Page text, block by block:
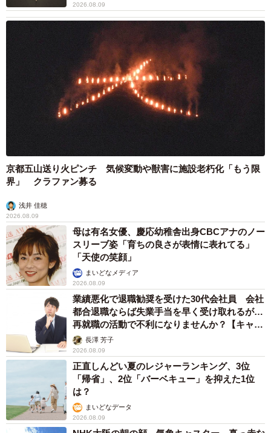
2026.08.09
京都五山送り火ピンチ 気候変動や獣害に施設老朽化「もう限
界」 クラファン募る
浅井 佳穂
2026.08.09
母は有名女優、慶応幼稚舎出身CBCアナのノー
スリーブ姿「育ちの良さが表情に表れてる」
「天使の笑顔」
まいどなメディア
2026.08.09
業績悪化で退職勧奨を受けた30代会社員 会社
都合退職ならば失業手当を早く受け取れるが…
再就職の活動で不利になりませんか？【キャリ
アカウンセラーが解説】
長澤 芳子
2026.08.09
正直しんどい夏のレジャーランキング、3位
「帰省」、2位「バーベキュー」を抑えた1位
は？
まいどなデータ
2026.08.09